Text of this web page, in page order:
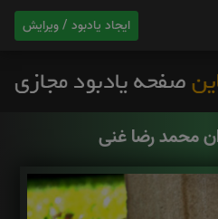
ایجاد یادبود / ویرایش
محمد رضا غنی